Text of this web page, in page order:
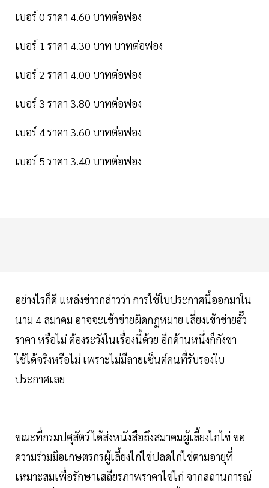
เบอร์ 0 ราคา 4.60 บาทต่อฟอง
เบอร์ 1 ราคา 4.30 บาท บาทต่อฟอง
เบอร์ 2 ราคา 4.00 บาทต่อฟอง
เบอร์ 3 ราคา 3.80 บาทต่อฟอง
เบอร์ 4 ราคา 3.60 บาทต่อฟอง
เบอร์ 5 ราคา 3.40 บาทต่อฟอง
อย่างไรก็ดี แหล่งข่าวกล่าวว่า การใช้ใบประกาศนี้ออกมาใน
นาม 4 สมาคม อาจจะเข้าข่ายผิดกฎหมาย เสี่ยงเข้าข่ายฮั๊ว
ราคา หรือไม่ ต้องระวังในเรื่องนี้ด้วย อีกด้านหนึ่งก็กังขา
ใช้ได้จริงหรือไม่ เพราะไม่มีลายเซ็นต์คนที่รับรองใบ
ประกาศเลย
ขณะที่กรมปศุสัตว์ ได้ส่งหนังสือถึงสมาคมผู้เลี้ยงไกไข่ ขอ
ความร่วมมือเกษตรกรผู้เลี้ยงไก่ไข่ปลดไก่ไข่ตามอายุที่
เหมาะสมเพื่อรักษาเสถียรภาพราคาไข่ไก่ จากสถานการณ์